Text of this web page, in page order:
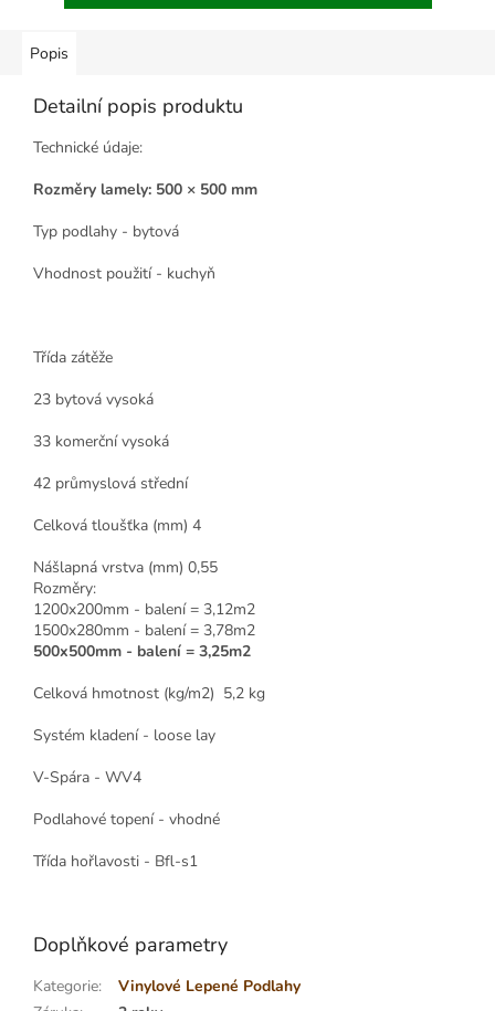
Popis
Detailní popis produktu
Technické údaje:
Rozměry lamely: 500 × 500 mm
Typ podlahy - bytová
Vhodnost použití - kuchyň
Třída zátěže
23 bytová vysoká
33 komerční vysoká
42 průmyslová střední
Celková tloušťka (mm) 4
Nášlapná vrstva (mm) 0,55
Rozměry:
1200x200mm - balení = 3,12m2
1500x280mm - balení = 3,78m2
500x500mm - balení = 3,25m2
Celková hmotnost (kg/m2) 5,2 kg
Systém kladení - loose lay
V-Spára - WV4
Podlahové topení - vhodné
Třída hořlavosti - Bfl-s1
Doplňkové parametry
Kategorie:
Vinylové Lepené Podlahy